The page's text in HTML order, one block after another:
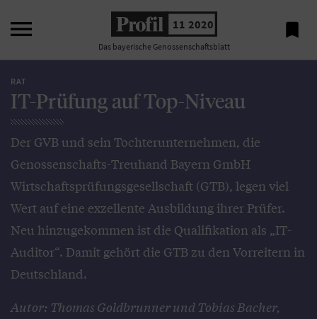
 11 2020
Das bayerische Genossenschaftsblatt

RAT
IT-Prüfung auf Top-Niveau
Der GVB und sein Tochterunternehmen, die
Genossenschafts-Treuhand Bayern GmbH
Wirtschaftsprüfungsgesellschaft (GTB), legen viel
Wert auf eine exzellente Ausbildung ihrer Prüfer.
Neu hinzugekommen ist die Qualifikation als „IT-
Auditor“. Damit gehört die GTB zu den Vorreitern in
Deutschland.
Autor: Thomas Goldbrunner und Tobias Bacher,